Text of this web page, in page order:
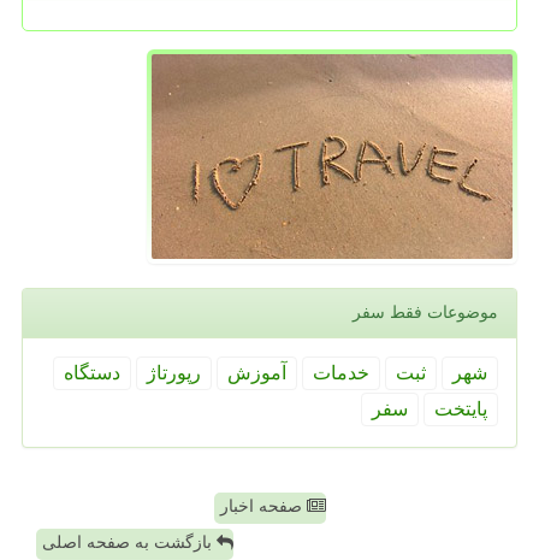
موضوعات فقط سفر
شهر ثبت خدمات آموزش رپورتاژ
دستگاه
پایتخت
سفر
صفحه اخبار
بازگشت به صفحه اصلی